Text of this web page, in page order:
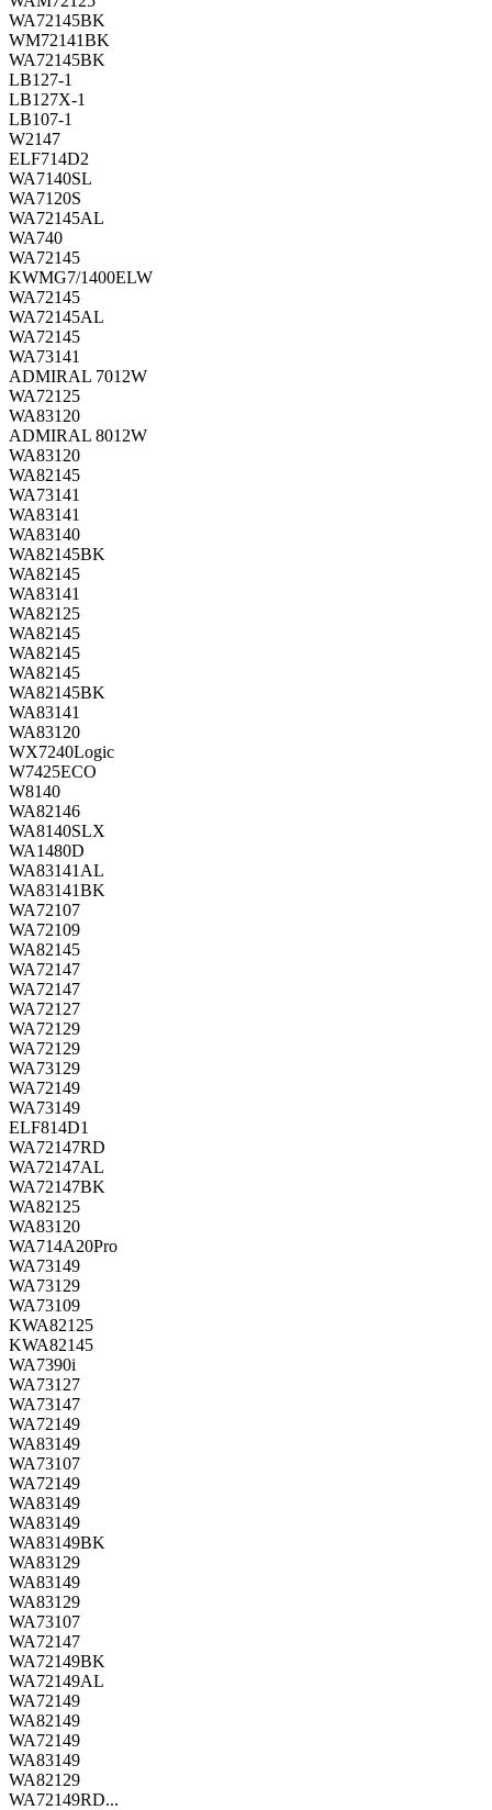
WA72145BK
WM72141BK
WA72145BK
LB127-1
LB127X-1
LB107-1
W2147
ELF714D2
WA7140SL
WA7120S
WA72145AL
WA740
WA72145
KWMG7/1400ELW
WA72145
WA72145AL
WA72145
WA73141
ADMIRAL 7012W
WA72125
WA83120
ADMIRAL 8012W
WA83120
WA82145
WA73141
WA83141
WA83140
WA82145BK
WA82145
WA83141
WA82125
WA82145
WA82145
WA82145
WA82145BK
WA83141
WA83120
WX7240Logic
W7425ECO
W8140
WA82146
WA8140SLX
WA1480D
WA83141AL
WA83141BK
WA72107
WA72109
WA82145
WA72147
WA72147
WA72127
WA72129
WA72129
WA73129
WA72149
WA73149
ELF814D1
WA72147RD
WA72147AL
WA72147BK
WA82125
WA83120
WA714A20Pro
WA73149
WA73129
WA73109
KWA82125
KWA82145
WA7390i
WA73127
WA73147
WA72149
WA83149
WA73107
WA72149
WA83149
WA83149
WA83149BK
WA83129
WA83149
WA83129
WA73107
WA72147
WA72149BK
WA72149AL
WA72149
WA82149
WA72149
WA83149
WA82129
WA72149RD...